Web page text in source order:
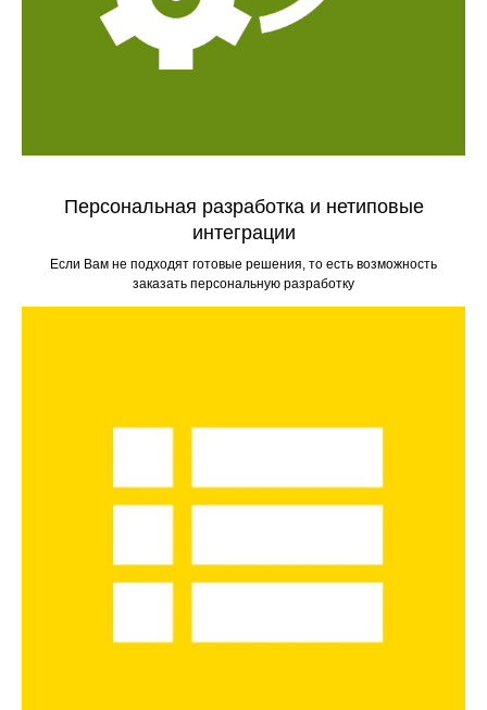
Персональная разработка и нетиповые
интеграции
Если Вам не подходят готовые решения, то есть возможность
заказать персональную разработку